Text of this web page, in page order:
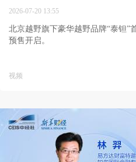
2026-07-20 13:55
北京越野旗下豪华越野品牌“泰钽
预售开启。
视频